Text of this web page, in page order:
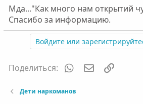
Мда..."Как много нам открытий
Спасибо за информацию.
Войдите или
Поделиться: WhatsApp
Дети наркоманов